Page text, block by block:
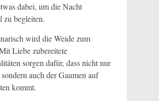
dabei, um die Nacht
zu begleiten.
wird die Weide zum
Liebe zubereitete
sorgen dafür, dass nicht nur
auch der Gaumen auf
kommt.